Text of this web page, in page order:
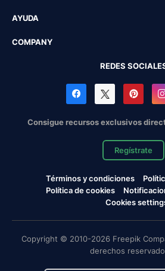
AYUDA
COMPANY
REDES
Consigue recursos exclusivos
Regístrate
Términos y condiciones
Política de cookies
Cookies
Copyright © 2010-2026 Freepik
derechos